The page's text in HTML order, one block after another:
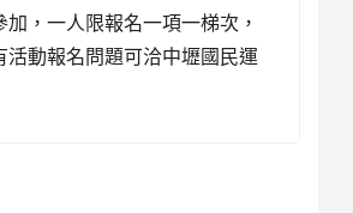
，一人限報名一項一梯次，
動報名問題可洽中壢國民運